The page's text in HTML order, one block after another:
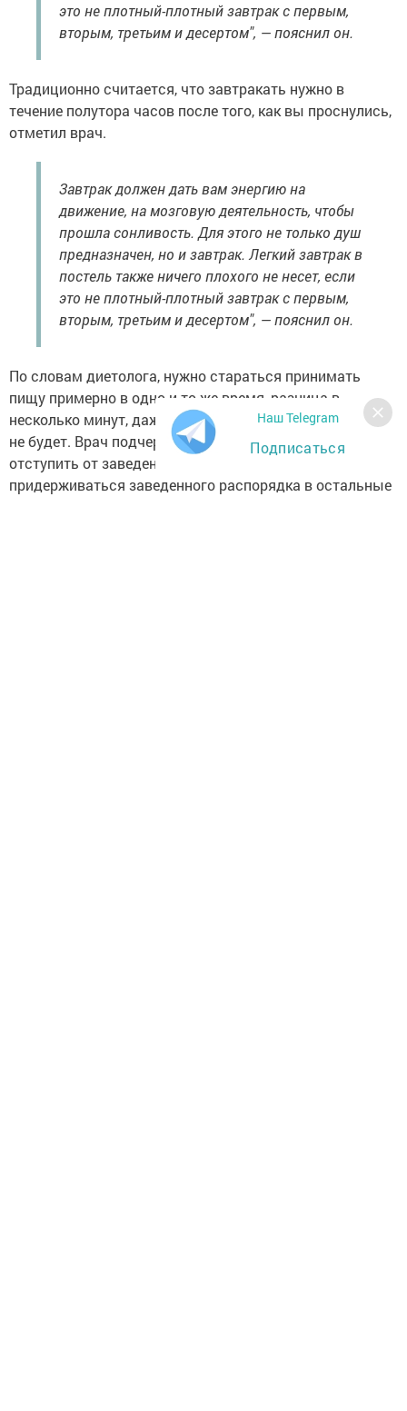
это не плотный-плотный завтрак с первым,
вторым, третьим и десертом", — пояснил он.
Традиционно считается, что завтракать нужно в
течение полутора часов после того, как вы проснулись,
отметил врач.
Завтрак должен дать вам энергию на
движение, на мозговую деятельность, чтобы
прошла сонливость. Для этого не только душ
предназначен, но и завтрак. Легкий завтрак в
постель также ничего плохого не несет, если
это не плотный-плотный завтрак с первым,
вторым, третьим и десертом", — пояснил он.
По словам диетолога, нужно стараться принимать
пищу примерно в одно и то же время, разница в
несколько минут, даже в полчаса, особой роли играть
не будет. Врач подчеркнул, что в выходные можно
отступить от заведенных правил, главное —
придерживаться заведенного распорядка в остальные
Наш Telegram
Подписаться